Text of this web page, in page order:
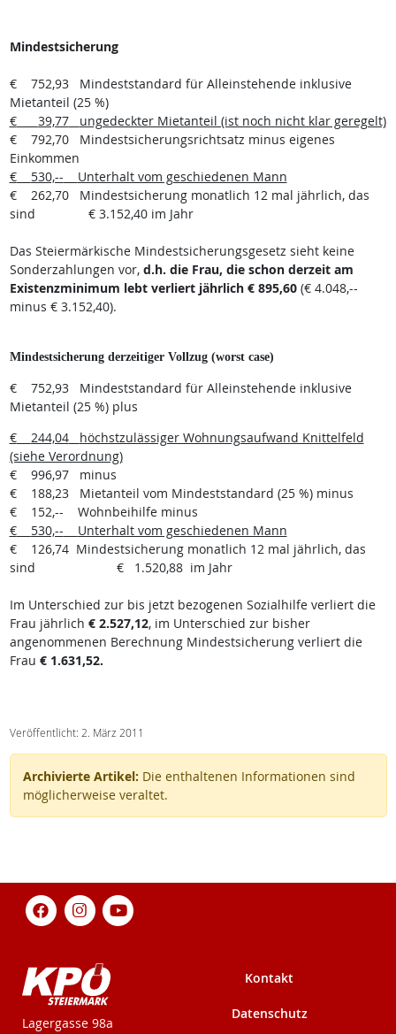
Mindestsicherung
€ 752,93
Mindeststandard für Alleinstehende inklusive
Mietanteil (25 %)
€
39,77
ungedeckter Mietanteil (ist noch nicht klar geregelt)
€
792,70
Mindestsicherungsrichtsatz minus eigenes
Einkommen
€
530,--
Unterhalt vom geschiedenen Mann
€
262,70
Mindestsicherung monatlich 12 mal jährlich, das
sind
€ 3.152,40 im Jahr
Das Steiermärkische Mindestsicherungsgesetz sieht keine
Sonderzahlungen vor, d.h. die Frau, die schon derzeit am
Existenzminimum lebt verliert jährlich € 895,60(€ 4.048,--
minus € 3.152,40).
Mindestsicherung derzeitiger Vollzug (worst case)
€ 752,93
Mindeststandard für Alleinstehende inklusive
Mietanteil (25 %) plus
€
244,04
höchstzulässiger Wohnungsaufwand Knittelfeld
(siehe Verordnung)
€
996,97
minus
€
188,23
Mietanteil vom Mindeststandard (25 %) minus
€
152,--
Wohnbeihilfe minus
€
530,--
Unterhalt vom geschiedenen Mann
€
126,74 Mindestsicherung monatlich 12 mal jährlich, das
sind
€ 1.520,88 im Jahr
Im Unterschied zur bis jetzt bezogenen Sozialhilfe verliert die
Frau jährlich € 2.527,12, im Unterschied zur bisher
angenommenen Berechnung Mindestsicherung verliert die
Frau € 1.631,52.
Veröffentlicht: 2. März 2011
Archivierte Artikel: Die enthaltenen Informationen sind
möglicherweise veraltet.
KPÖ-Steiermark
Lagergasse 98a
Kontakt
Datenschutz